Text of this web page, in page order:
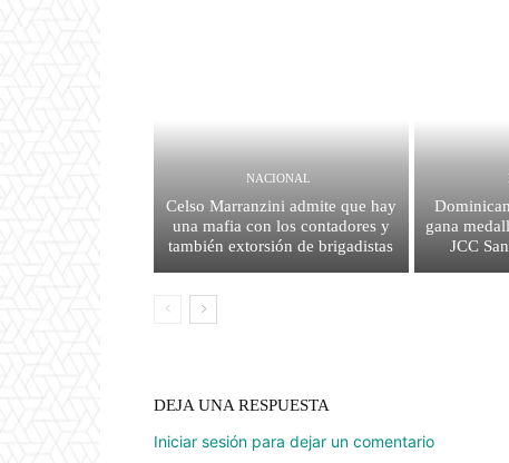
NACIONAL
Celso Marranzini admite que hay
una mafia con los contadores y
también extorsión de brigadistas
gana
JCC
DEJA UNA RESPUESTA
Iniciar sesión para dejar un comentario